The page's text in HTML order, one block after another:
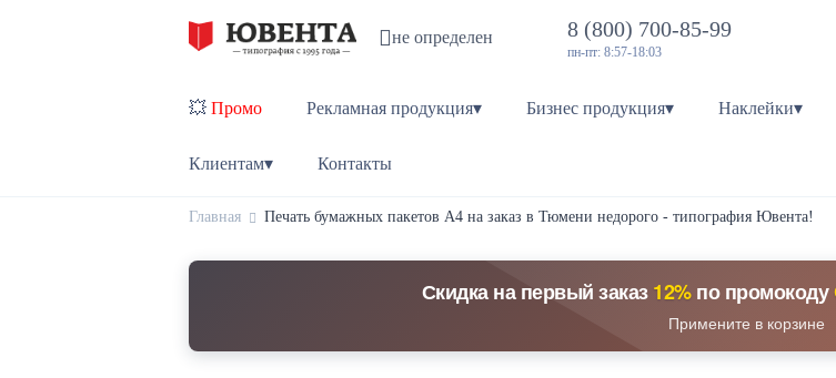
не определен 8 (800) 700-85-99
пн-пт: 8:57-18:03
💥 Промо Рекламная продукция▾ Бизнес продукция▾ Наклейки▾
Клиентам▾ Контакты
Главная Печать бумажных пакетов А4 на заказ в Тюмени недорого - типография Ювента!
Скидка на первый заказ12%по промокоду
Примените в корзине